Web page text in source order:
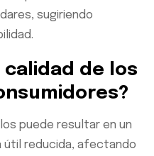
sugiriendo
calidad de los
puede resultar en un
útil reducida, afectando